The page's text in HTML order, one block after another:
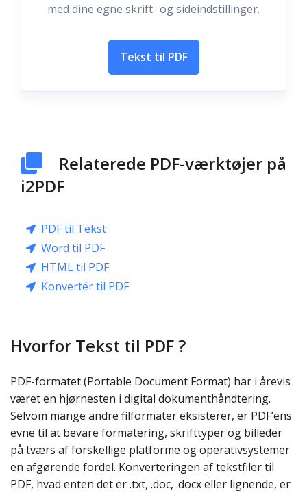
med dine egne skrift- og sideindstillinger.
Tekst til PDF
Relaterede PDF-værktøjer på
i2PDF
PDF til Tekst
Word til PDF
HTML til PDF
Konvertér til PDF
Hvorfor Tekst til PDF ?
PDF-formatet (Portable Document Format) har i årevis
været en hjørnesten i digital dokumenthåndtering.
Selvom mange andre filformater eksisterer, er PDF’ens
evne til at bevare formatering, skrifttyper og billeder
på tværs af forskellige platforme og operativsystemer
en afgørende fordel. Konverteringen af tekstfiler til
PDF, hvad enten det er .txt, .doc, .docx eller lignende, er